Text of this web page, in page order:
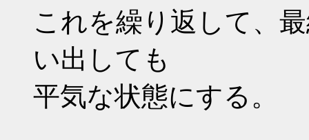
これを繰り返して、
い出しても
平気な状態にする。